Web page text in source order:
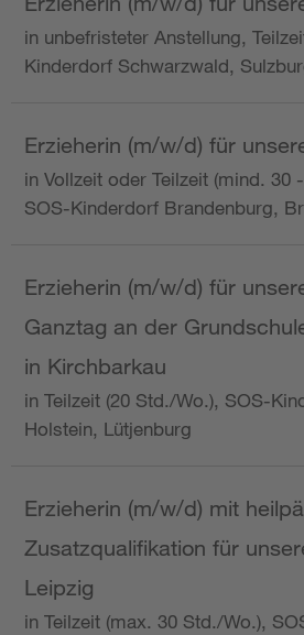
in unbefristeter Anstellung,
Kinderdorf Schwarzwald,
Erzieherin (m/w/d) für
in Vollzeit oder Teilzeit (mind. 30
SOS-Kinderdorf Brandenburg,
Erzieherin (m/w/d) für
Ganztag an der
in Kirchbarkau
in Teilzeit (20 Std./Wo.), SOS-
Holstein, Lütjenburg
Erzieherin (m/w/d) mit
Zusatzqualifikation für
Leipzig
in Teilzeit (max. 30 Std./Wo.),